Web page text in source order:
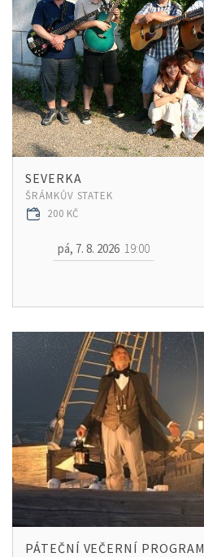
SEVERKA
ŠRÁMKŮV STATEK
200 KČ
pá, 7. 8. 2026 19:00
PÁTEČNÍ VEČERNÍ PROGRAM